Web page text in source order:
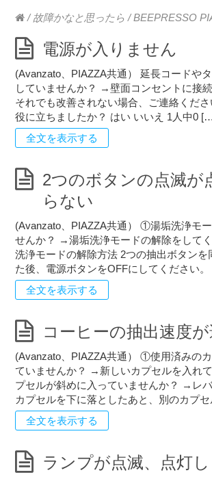
/ 故障かなと思ったら / BEEPRESSO
電源が入りません
(Avanzato、PIAZZA共通） 延長コードや
していませんか？ →壁面コンセントに接続
それでも改善されない場合、ご連絡くだ
役に立ちましたか？ はい いいえ 1人中0
全文を表示する
2つのボタンの点滅が
らない
(Avanzato、PIAZZA共通） ①湯垢洗浄モ
せんか？ →湯垢洗浄モードの解除をして
洗浄モードの解除方法 2つの抽出ボタンを
た後、電源ボタンをOFFにしてください
全文を表示する
コーヒーの抽出速度
(Avanzato、PIAZZA共通） ①使用済みの
ていませんか？ →新しいカプセルを入れ
プセルが斜めに入っていませんか？ →レ
カプセルを下に落としたあと、別のカプ
全文を表示する
ランプが点滅、点灯